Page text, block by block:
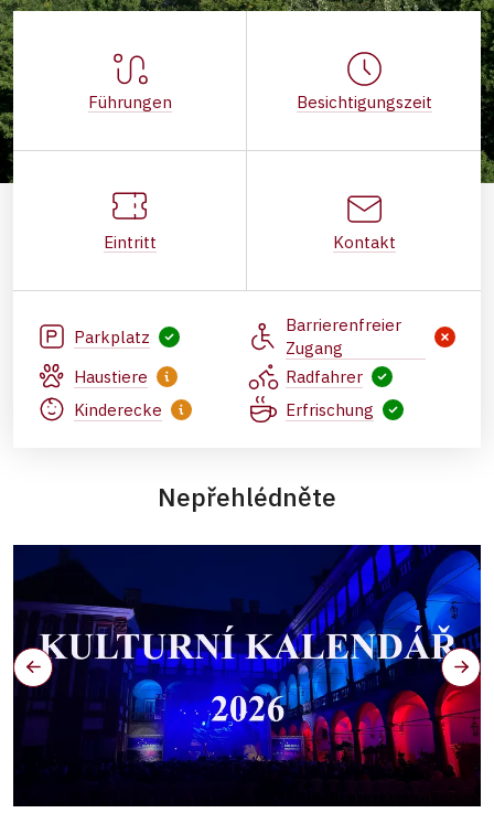
Führungen Besichtigungszeit
Eintritt Kontakt
Parkplatz
Barrierenfreier
Zugang
Haustiere
Radfahrer
Kinderecke
Erfrischung
Nepřehlédněte